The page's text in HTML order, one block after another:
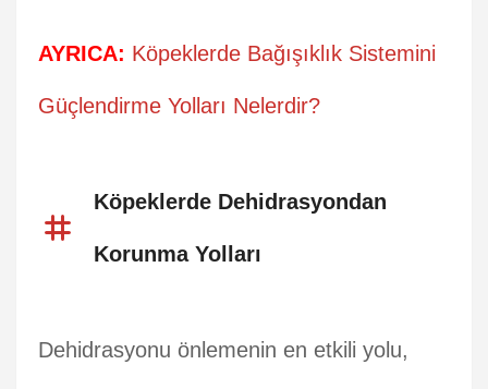
AYRICA: Köpeklerde Bağışıklık Sistemini
Güçlendirme Yolları Nelerdir?
Köpeklerde Dehidrasyondan
Korunma Yolları
Dehidrasyonu önlemenin en etkili yolu,